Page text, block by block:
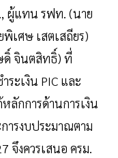
ผู้แทน รฟท. (นาย
เศษ เสตเสถียร)
จินตสิทธิ์) ที่
ะเงิน PIC และ
ลักการด้านการเงิน
ารงบประมาณตาม
จึงควรเสนอ ครม.